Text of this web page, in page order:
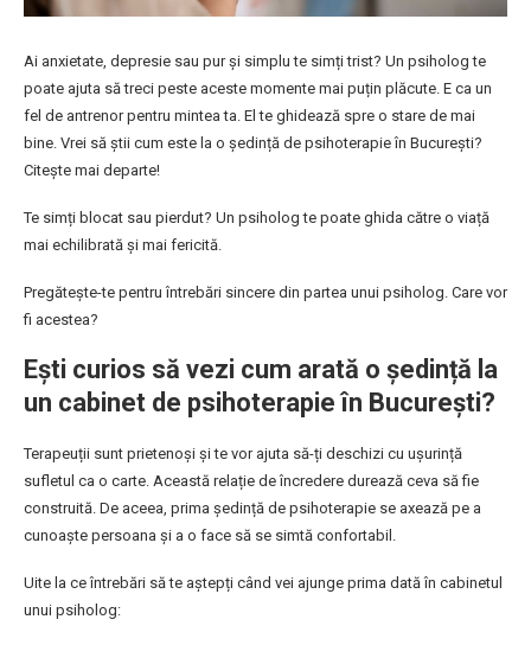
Ai anxietate, depresie sau pur și simplu te simți trist? Un psiholog te
poate ajuta să treci peste aceste momente mai puțin plăcute. E ca un
fel de antrenor pentru mintea ta. El te ghidează spre o stare de mai
bine. Vrei să știi cum este la o ședință de psihoterapie în București?
Citește mai departe!
Te simți blocat sau pierdut? Un psiholog te poate ghida către o viață
mai echilibrată și mai fericită.
Pregătește-te pentru întrebări sincere din partea unui psiholog. Care vor
fi acestea?
Ești curios să vezi cum arată o ședință la
un cabinet de psihoterapie în București?
Terapeuții sunt prietenoși și te vor ajuta să-ți deschizi cu ușurință
sufletul ca o carte. Această relație de încredere durează ceva să fie
construită. De aceea, prima ședință de psihoterapie se axează pe a
cunoaște persoana și a o face să se simtă confortabil.
Uite la ce întrebări să te aștepți când vei ajunge prima dată în cabinetul
unui psiholog: